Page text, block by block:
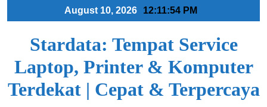
August 10, 2026 12:11:55 PM
Stardata: Tempat Service
Laptop, Printer & Komputer
Terdekat | Cepat & Terpercaya